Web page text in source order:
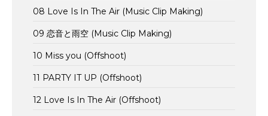
08 Love Is In The Air (Music Clip Making)
09 恋音と雨空 (Music Clip Making)
10 Miss you (Offshoot)
11 PARTY IT UP (Offshoot)
12 Love Is In The Air (Offshoot)